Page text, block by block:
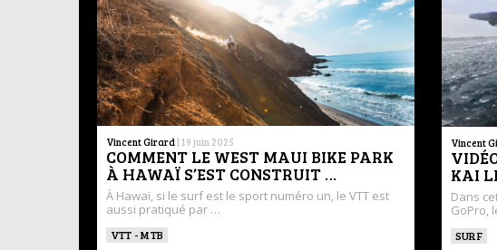
Vincent Girard | 19 juin 2025
COMMENT LE WEST MAUI BIKE PARK
À HAWAÏ S’EST CONSTRUIT …
À Hawaï, si le surf est le sport numéro un, le VTT est
aussi pratiqué par …
VTT - MTB
Vincent
KAI
Dans
GoPro,
SURF